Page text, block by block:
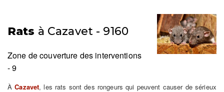
Rats à Cazavet - 9160
Zone de couverture des interventions
- 9
ÀCazavet, les rats sont des rongeurs qui peuvent causer de sérieux